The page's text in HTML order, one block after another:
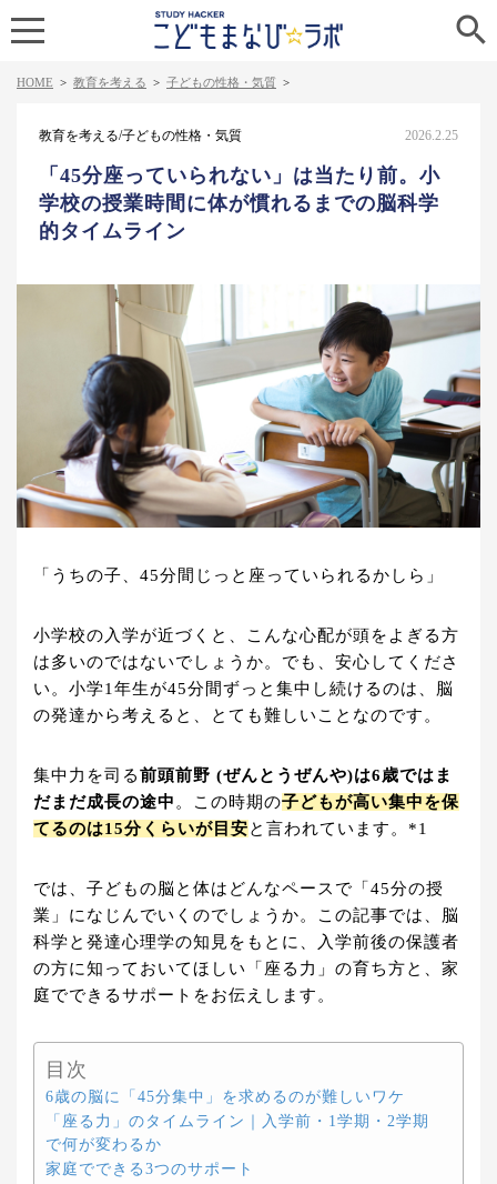

HOME > 教育を考える > 子どもの性格・気質 >
教育を考える/子どもの性格・気質 2026.2.25
「45分座っていられない」は当たり前。小
学校の授業時間に体が慣れるまでの脳科学
的タイムライン
「うちの子、45分間じっと座っていられるかしら」
小学校の入学が近づくと、こんな心配が頭をよぎる方
は多いのではないでしょうか。でも、安心してくださ
い。小学1年生が45分間ずっと集中し続けるのは、脳
の発達から考えると、とても難しいことなのです。
集中力を司る前頭前野 (ぜんとうぜんや)は6歳ではま
だまだ成長の途中。この時期の子どもが高い集中を保
てるのは15分くらいが目安と言われています。*1
では、子どもの脳と体はどんなペースで「45分の授
業」になじんでいくのでしょうか。この記事では、脳
科学と発達心理学の知見をもとに、入学前後の保護者
の方に知っておいてほしい「座る力」の育ち方と、家
庭でできるサポートをお伝えします。
目次
6歳の脳に「45分集中」を求めるのが難しいワケ
「座る力」のタイムライン｜入学前・1学期・2学期
で何が変わるか
家庭でできる3つのサポート